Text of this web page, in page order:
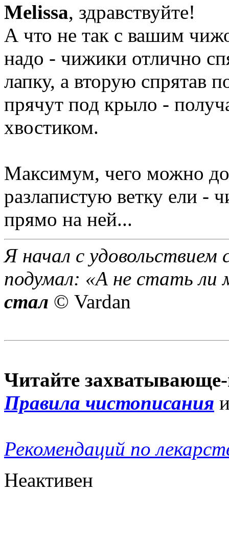
Melissa, здравствуйте!
А что не так с вашим
надо - чижики отлично
лапку, а вторую спрятав
прячут под крыло -
хвостиком.
Максимум, чего можно
разлапистую ветку ели -
прямо на ней...
Я начал с
подумал: «А не стать ли
стал © Vardan
Читайте
Правила чистописания
Рекомендаций по
Неактивен